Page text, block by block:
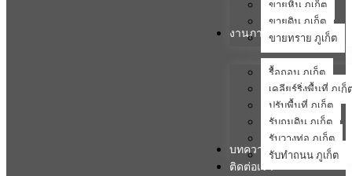
ขายหิน ภูเก็ต
ขายดิน ภูเก็ต
ขายทราย ภูเก็ต
งานภาคสนาม
รื้อถอน ภูเก็ต
เคลียร์ริ่งพื้นที่ ภูเก็
ปรับพื้นที่ ภูเก็ต
รับถมดิน ภูเก็ต
รับวางท่อ ภูเก็ต
รับทำถนน ภูเก็ต
บทความ
ติดต่อเรา